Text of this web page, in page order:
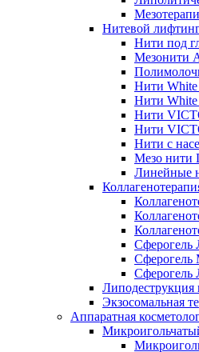
Нитевой
Нити под
Мезонити
Нити White
Нити White
Нити
Нити
Нити с
Мезо нити
Линейные
Сферогель
Сферогель
Липодеструкция
Экзосомальная
Аппаратная